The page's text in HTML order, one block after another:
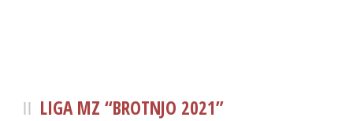
LIGA MZ “BROTNJO 2021”